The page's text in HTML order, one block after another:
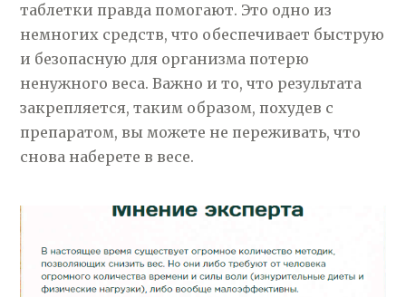
таблетки правда помогают. Это одно из
немногих средств, что обеспечивает быструю
и безопасную для организма потерю
ненужного веса. Важно и то, что результата
закрепляется, таким образом, похудев с
препаратом, вы можете не переживать, что
снова наберете в весе.